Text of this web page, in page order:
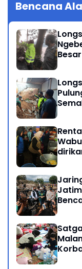
Bencana
Besar